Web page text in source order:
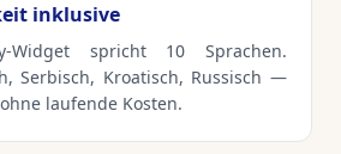
inklusive
Widget spricht 10 Sprachen.
Serbisch, Kroatisch, Russisch —
laufende Kosten.